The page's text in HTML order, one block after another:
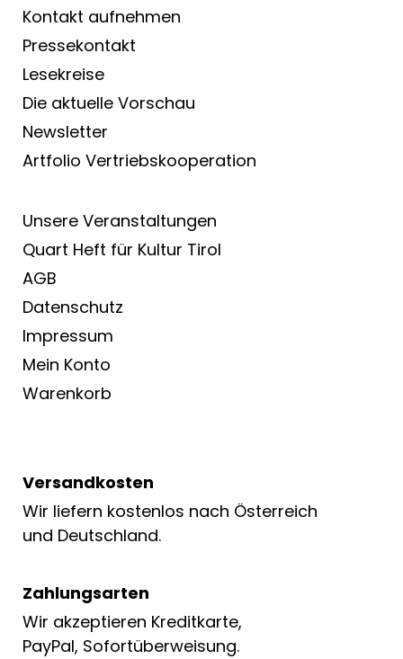
Kontakt aufnehmen
Pressekontakt
Lesekreise
Die aktuelle Vorschau
Newsletter
Artfolio Vertriebs­kooperation
Unsere Veranstaltungen
Quart Heft für Kultur Tirol
AGB
Datenschutz
Impressum
Mein Konto
Warenkorb
Versandkosten
Wir liefern kostenlos nach Österreich
und Deutschland.
Zahlungsarten
Wir akzeptieren Kreditkarte,
PayPal, Sofortüberweisung.